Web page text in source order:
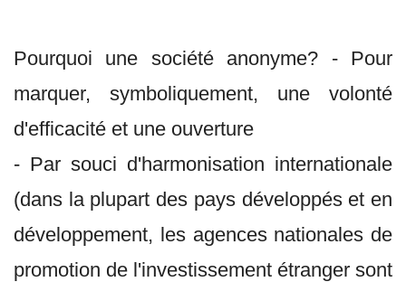
Pourquoi une société anonyme? - Pour
marquer, symboliquement, une volonté
d'efficacité et une ouverture
- Par souci d'harmonisation internationale
(dans la plupart des pays développés et en
développement, les agences nationales de
promotion de l'investissement étranger sont